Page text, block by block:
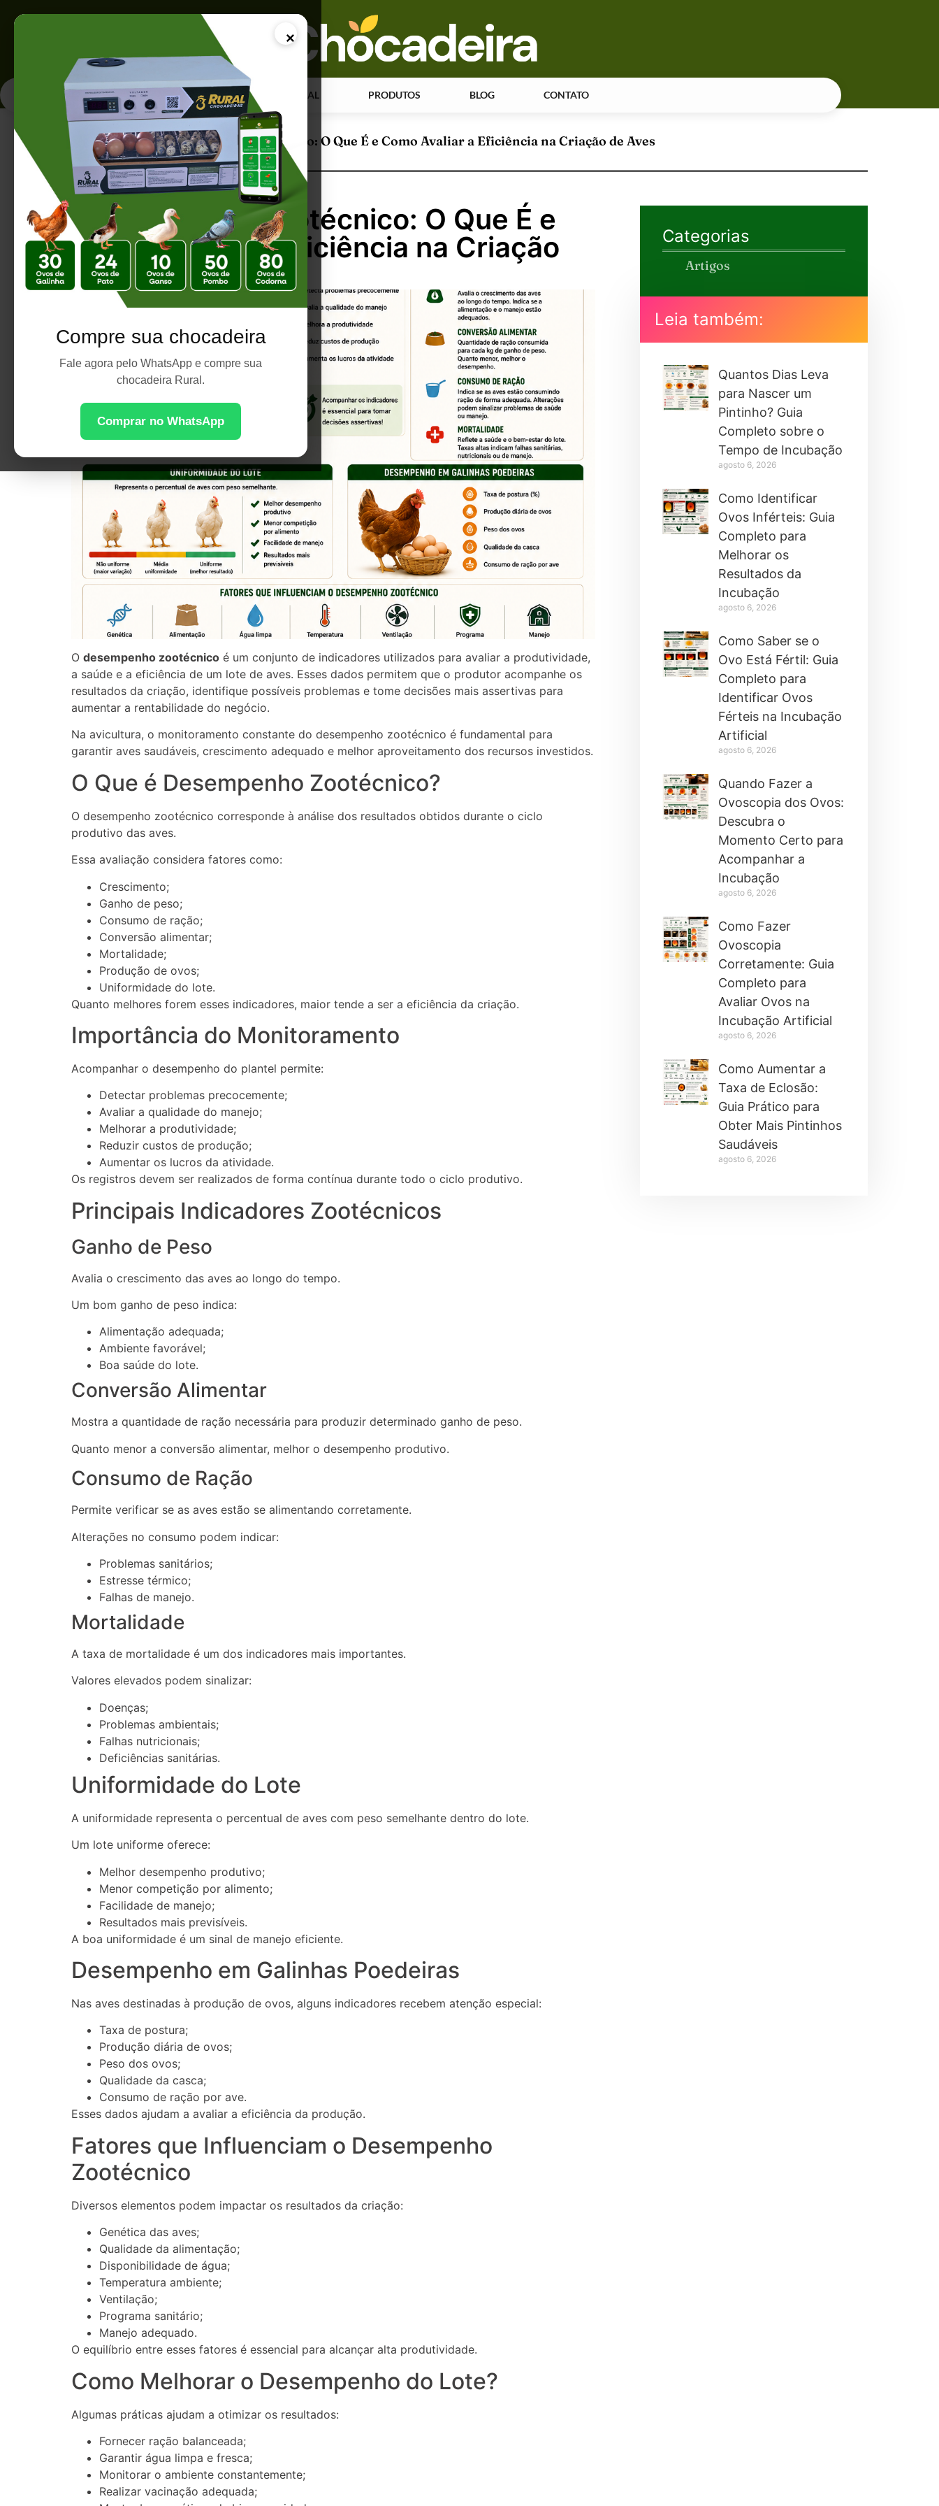
×
Compre sua chocadeira
Fale agora pelo WhatsApp e compre sua
chocadeira Rural.
Comprar no WhatsApp
PÁGINA INICIAL PRODUTOS BLOG CONTATO
Página Inicial |Desempenho Zootécnico: O Que É e Como Avaliar a Eficiência na Criação de Aves
Desempenho Zootécnico: O Que É e
Como Avaliar a Eficiência na Criação
de Aves
O desempenho zootécnico é um conjunto de indicadores utilizados para avaliar a produtividade,
a saúde e a eficiência de um lote de aves. Esses dados permitem que o produtor acompanhe os
resultados da criação, identifique possíveis problemas e tome decisões mais assertivas para
aumentar a rentabilidade do negócio.
Na avicultura, o monitoramento constante do desempenho zootécnico é fundamental para
garantir aves saudáveis, crescimento adequado e melhor aproveitamento dos recursos investidos.
O Que é Desempenho Zootécnico?
O desempenho zootécnico corresponde à análise dos resultados obtidos durante o ciclo
produtivo das aves.
Essa avaliação considera fatores como:
Crescimento;
Ganho de peso;
Consumo de ração;
Conversão alimentar;
Mortalidade;
Produção de ovos;
Uniformidade do lote.
Quanto melhores forem esses indicadores, maior tende a ser a eficiência da criação.
Importância do Monitoramento
Acompanhar o desempenho do plantel permite:
Detectar problemas precocemente;
Avaliar a qualidade do manejo;
Melhorar a produtividade;
Reduzir custos de produção;
Aumentar os lucros da atividade.
Os registros devem ser realizados de forma contínua durante todo o ciclo produtivo.
Principais Indicadores Zootécnicos
Ganho de Peso
Avalia o crescimento das aves ao longo do tempo.
Um bom ganho de peso indica:
Alimentação adequada;
Ambiente favorável;
Boa saúde do lote.
Conversão Alimentar
Mostra a quantidade de ração necessária para produzir determinado ganho de peso.
Quanto menor a conversão alimentar, melhor o desempenho produtivo.
Consumo de Ração
Permite verificar se as aves estão se alimentando corretamente.
Alterações no consumo podem indicar:
Problemas sanitários;
Estresse térmico;
Falhas de manejo.
Mortalidade
A taxa de mortalidade é um dos indicadores mais importantes.
Valores elevados podem sinalizar:
Doenças;
Problemas ambientais;
Falhas nutricionais;
Deficiências sanitárias.
Uniformidade do Lote
A uniformidade representa o percentual de aves com peso semelhante dentro do lote.
Um lote uniforme oferece:
Melhor desempenho produtivo;
Menor competição por alimento;
Facilidade de manejo;
Resultados mais previsíveis.
A boa uniformidade é um sinal de manejo eficiente.
Desempenho em Galinhas Poedeiras
Nas aves destinadas à produção de ovos, alguns indicadores recebem atenção especial:
Taxa de postura;
Produção diária de ovos;
Peso dos ovos;
Qualidade da casca;
Consumo de ração por ave.
Esses dados ajudam a avaliar a eficiência da produção.
Fatores que Influenciam o Desempenho
Zootécnico
Diversos elementos podem impactar os resultados da criação:
Genética das aves;
Qualidade da alimentação;
Disponibilidade de água;
Temperatura ambiente;
Ventilação;
Programa sanitário;
Manejo adequado.
O equilíbrio entre esses fatores é essencial para alcançar alta produtividade.
Como Melhorar o Desempenho do Lote?
Algumas práticas ajudam a otimizar os resultados:
Fornecer ração balanceada;
Garantir água limpa e fresca;
Monitorar o ambiente constantemente;
Realizar vacinação adequada;
Categorias
Artigos
Leia também:
Quantos Dias Leva
para Nascer um
Pintinho? Guia
Completo sobre o
Tempo de Incubação
agosto 6, 2026
Como Identificar
Ovos Inférteis: Guia
Completo para
Melhorar os
Resultados da
Incubação
agosto 6, 2026
Como Saber se o
Ovo Está Fértil: Guia
Completo para
Identificar Ovos
Férteis na Incubação
Artificial
agosto 6, 2026
Quando Fazer a
Ovoscopia dos Ovos:
Descubra o
Momento Certo para
Acompanhar a
Incubação
agosto 6, 2026
Como Fazer
Ovoscopia
Corretamente: Guia
Completo para
Avaliar Ovos na
Incubação Artificial
agosto 6, 2026
Como Aumentar a
Taxa de Eclosão:
Guia Prático para
Obter Mais Pintinhos
Saudáveis
agosto 6, 2026